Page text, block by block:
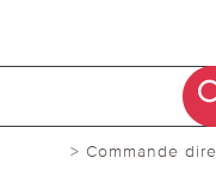
> Commande